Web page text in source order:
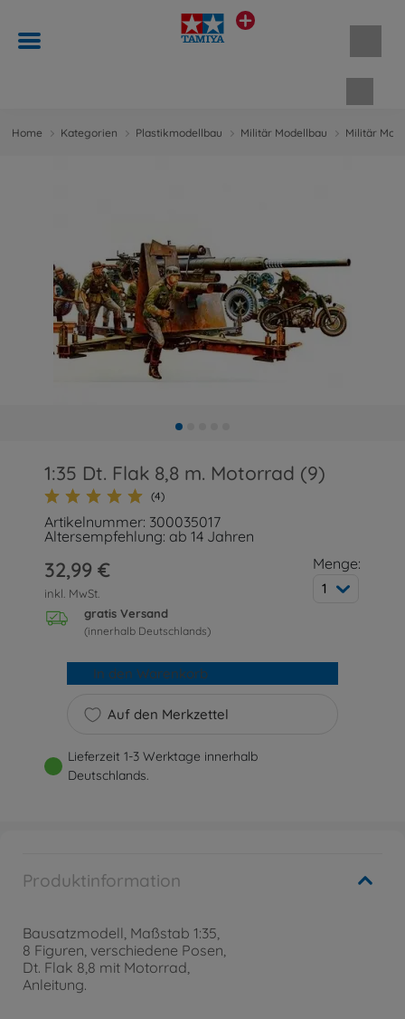
Home Kategorien Plastikmodellbau Militär Modellbau Militär
1:35 Dt. Flak 8,8 m. Motorrad (9)
(4)
Artikelnummer: 300035017
Altersempfehlung: ab 14 Jahren
32,99 €
inkl. MwSt.
gratis Versand
(innerhalb Deutschlands)
Menge:
1
Auf den Merkzettel
In den Warenkorb
Lieferzeit 1-3 Werktage innerhalb
Deutschlands.
Produktinformation
Bausatzmodell, Maßstab 1:35,
8 Figuren, verschiedene Posen,
Dt. Flak 8,8 mit Motorrad,
Anleitung.